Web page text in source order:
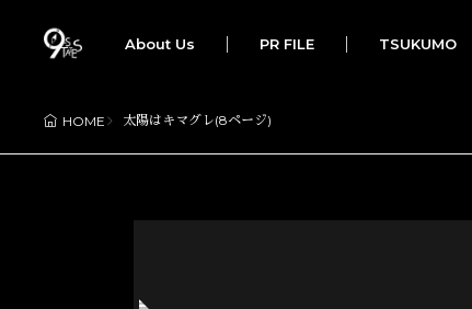
About Us PR FILE TSUKUMO
HOME 太陽はキマグレ(8ページ)